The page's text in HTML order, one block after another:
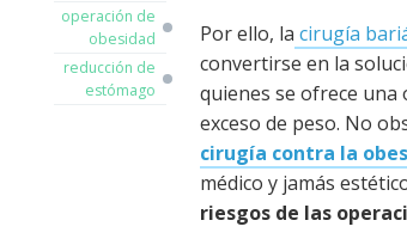
operación de
obesidad
reducción de
estómago
Por ello, la cirugía
convertirse en la
quienes se ofrece una
exceso de peso. No
cirugía contra la
médico y jamás
riesgos de las